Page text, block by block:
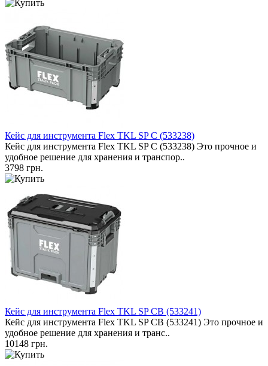
Кейс для инструмента Flex TKL SP C (533238)
Кейс для инструмента Flex TKL SP C (533238) Это прочное и
удобное решение для хранения и транспор..
3798 грн.
Кейс для инструмента Flex TKL SP CB (533241)
Кейс для инструмента Flex TKL SP CB (533241) Это прочное и
удобное решение для хранения и транс..
10148 грн.